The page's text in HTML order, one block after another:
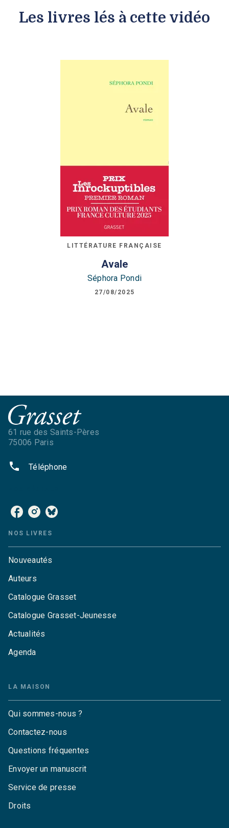
Les livres lés à cette vidéo
LITTÉRATURE FRANÇAISE
Avale
Séphora Pondi
27/08/2025
61 rue des Saints-Pères
75006 Paris
phone Téléphone
NOS LIVRES
Nouveautés
Auteurs
Catalogue Grasset
Catalogue Grasset-Jeunesse
Actualités
Agenda
LA MAISON
Qui sommes-nous ?
Contactez-nous
Questions fréquentes
Envoyer un manuscrit
Service de presse
Droits